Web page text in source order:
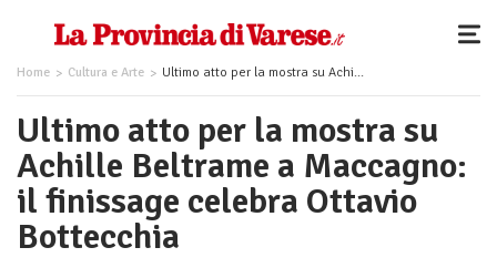
Home Cultura e Arte Ultimo atto per la mostra su Achille Beltrame a Maccagno: il finissage celebra Ottavio Bottecchia
Ultimo atto per la mostra su
Achille Beltrame a Maccagno:
il finissage celebra Ottavio
Bottecchia